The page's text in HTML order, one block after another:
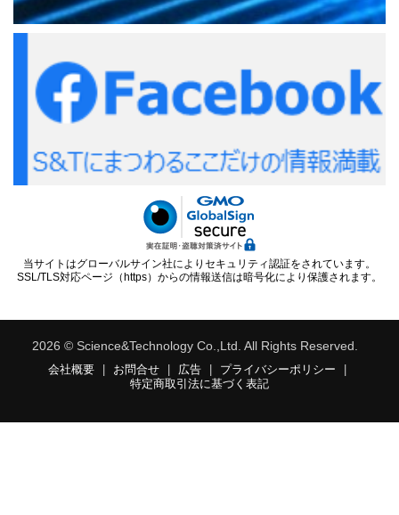
当サイトはグローバルサイン社によりセキュリティ認証をされています。
SSL/TLS対応ページ（https）からの情報送信は暗号化により保護されます。
2026 © Science&Technology Co.,Ltd. All Rights Reserved.
会社概要 お問合せ 広告 プライバシーポリシー
特定商取引法に基づく表記